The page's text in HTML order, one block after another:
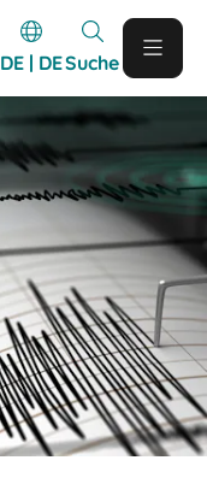
DE | DESuche